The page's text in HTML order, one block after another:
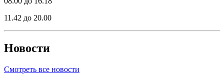
11.42 до 20.00
Новости
Смотреть все новости